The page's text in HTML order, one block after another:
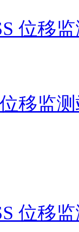
位移
移监
位移